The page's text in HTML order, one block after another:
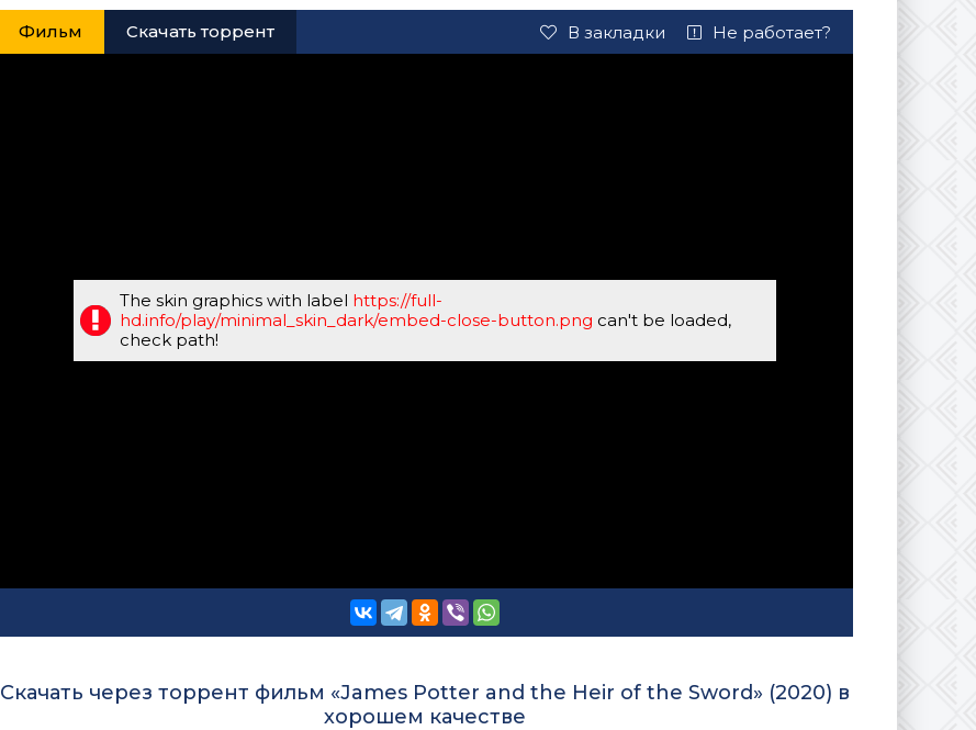
Фильм Скачать торрент В закладки Не работает?
The skin graphics with label https://full-
hd.info/play/minimal_skin_dark/embed-close-button.png can't be loaded,
check path!
Скачать через торрент фильм «James Potter and the Heir of the Sword» (2020) в
хорошем качестве